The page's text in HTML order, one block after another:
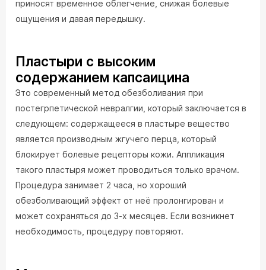
приносят временное облегчение, снижая болевые
ощущения и давая передышку.
Пластыри с высоким
содержанием капсаицина
Это современный метод обезболивания при
постегрпетической невралгии, который заключается в
следующем: содержащееся в пластыре вещество
является производным жгучего перца, который
блокирует болевые рецепторы кожи. Аппликация
такого пластыря может проводиться только врачом.
Процедура занимает 2 часа, но хороший
обезболивающий эффект от неё пролонгирован и
может сохраняться до 3-х месяцев. Если возникнет
необходимость, процедуру повторяют.